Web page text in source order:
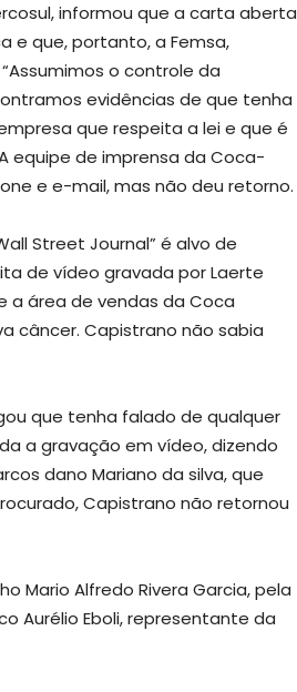
informou que a carta aberta
e que, portanto, a Femsa,
o controle da
evidências de que tenha
que respeita a lei e que é
equipe de imprensa da Coca-
e e-mail, mas não deu retorno.
Street Journal” é alvo de
de vídeo gravada por Laerte
a área de vendas da Coca
câncer. Capistrano não sabia
que tenha falado de qualquer
a gravação em vídeo, dizendo
dano Mariano da silva, que
Capistrano não retornou
Mario Alfredo Rivera Garcia, pela
Aurélio Eboli, representante da